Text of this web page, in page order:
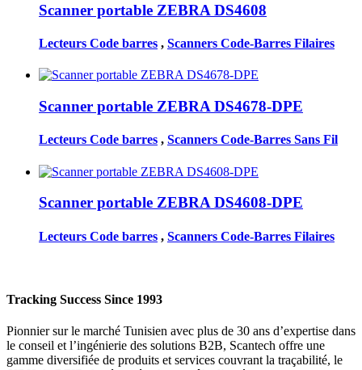
Scanner portable ZEBRA DS4608
Lecteurs Code barres , Scanners Code-Barres Filaires
Scanner portable ZEBRA DS4678-DPE
Lecteurs Code barres , Scanners Code-Barres Sans Fil
Scanner portable ZEBRA DS4608-DPE
Lecteurs Code barres , Scanners Code-Barres Filaires
Tracking Success Since 1993
Pionnier sur le marché Tunisien avec plus de 30 ans d’expertise dans
le conseil et l’ingénierie des solutions B2B, Scantech offre une
gamme diversifiée de produits et services couvrant la traçabilité, le